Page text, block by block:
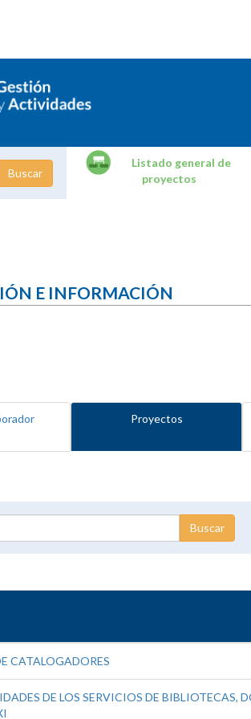
Listado general de
proyectos
E INFORMACIÓN
Proyectos
CATALOGADORES
DE LOS SERVICIOS DE BIBLIOTECAS,